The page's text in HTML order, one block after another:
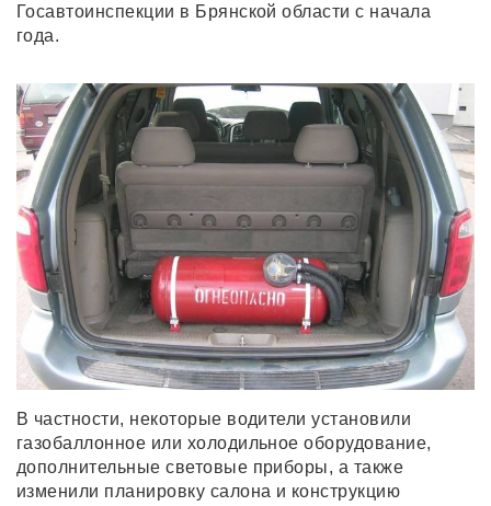
Госавтоинспекции в Брянской области с начала
года.
В частности, некоторые водители установили
газобаллонное или холодильное оборудование,
дополнительные световые приборы, а также
изменили планировку салона и конструкцию